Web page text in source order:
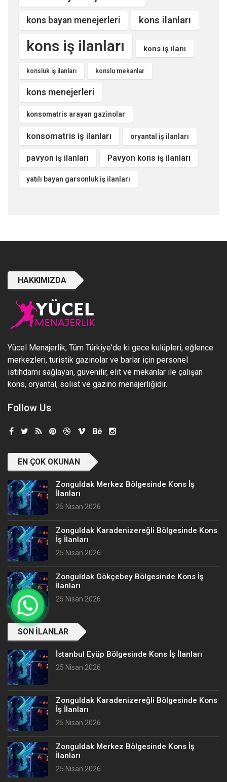
kons bayan menejerleri kons ilanları
kons iş ilanları kons iş ilanı
konsluk iş ilanları konslu mekanlar
kons menejerleri
konsomatris arayan gazinolar
konsomatris iş ilanları oryantal iş ilanları
pavyon iş ilanları Pavyon kons iş ilanları
yatılı bayan garsonluk iş ilanları
HAKKIMIZDA
Yücel Menajerlik; Tüm Türkiye'de ki gece kulüpleri, eğlence
merkezleri, turistik gazinolar ve barlar için personel
istihdamı sağlayan, güvenilir, elit ve mekanlar ile çalışan
kons, oryantal, solist ve gazino menajerliğidir.
Follow Us
EN ÇOK OKUNAN
Zonguldak Merkez Bölgesinde Kons İş
İlanları
25 Nisan 2026
Zonguldak Karadenizereğli Bölgesinde Kons
İş İlanları
25 Nisan 2026
Zonguldak Gökçebey Bölgesinde Kons İş
İlanları
25 Nisan 2026
SON İLANLAR
İstanbul Eyüp Bölgesinde Kons İş İlanları
25 Nisan 2026
Zonguldak Karadenizereğli Bölgesinde Kons
İş İlanları
25 Nisan 2026
Zonguldak Merkez Bölgesinde Kons İş
İlanları
25 Nisan 2026